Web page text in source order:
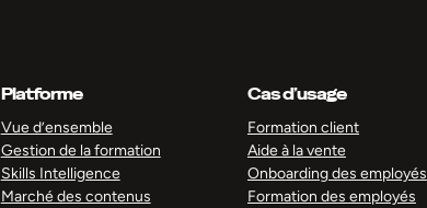
Platforme
Vue d’ensemble
Gestion de la formation
Skills Intelligence
Marché des contenus
Cas d’usage
Formation client
Aide à la vente
Onboarding des employés
Formation des employés